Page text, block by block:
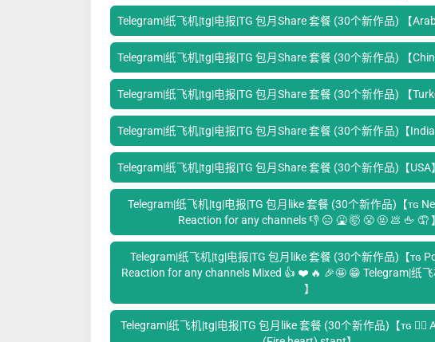
Telegram|纸飞机|tg|电报|TG 包月Share 套餐 (30个新作品) 【Arab
Telegram|纸飞机|tg|电报|TG 包月Share 套餐 (30个新作品) 【
Telegram|纸飞机|tg|电报|TG 包月Share 套餐 (30个新作品) 【
Telegram|纸飞机|tg|电报|TG 包月Share 套餐 (30个新作品)【India
Telegram|纸飞机|tg|电报|TG 包月Share 套餐 (30个新作品)【USA】
Telegram|纸飞机|tg|电报|TG 包月like 套餐 (30个新作品)【ᴛɢ
Reaction for any channels 👎 😑 🤮 🤯 😤 🤬 💩 🖕 🤦 ‍】
Telegram|纸飞机|tg|电报|TG 包月like 套餐 (30个新作品)【ᴛɢ
Reaction for any channels Mixed 👍 ❤️ 🔥 🎉🤩 😁 Telegram|纸
】
Telegram|纸飞机|tg|电报|TG 包月like 套餐 (30个新作品)【ᴛɢ ❤️‍🔥